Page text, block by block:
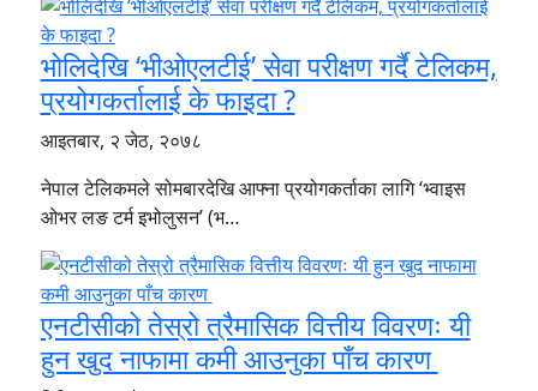
भोलिदेखि ‘भीओएलटीई’ सेवा परीक्षण गर्दै टेलिकम,
प्रयोगकर्तालाई के फाइदा ?
आइतबार, २ जेठ, २०७८
नेपाल टेलिकमले सोमबारदेखि आफ्ना प्रयोगकर्ताका लागि ‘भ्वाइस
ओभर लङ टर्म इभोलुसन’ (भ…
एनटीसीको तेस्रो त्रैमासिक वित्तीय विवरणः यी
हुन खुद नाफामा कमी आउनुका पाँच कारण